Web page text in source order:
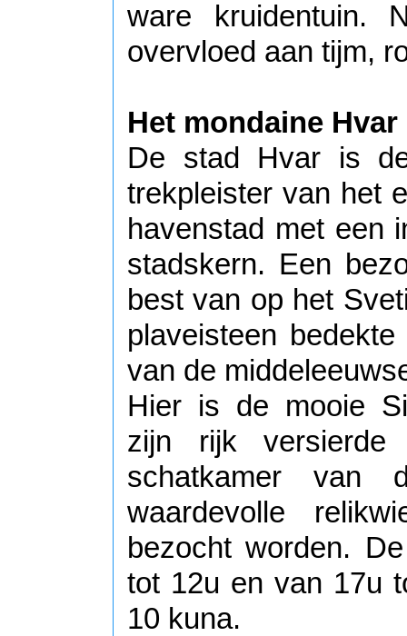
ware kruidentuin.
overvloed aan tijm,
Het mondaine Hvar
De stad Hvar is
trekpleister van het
havenstad met een
stadskern. Een
best van op het
plaveisteen
van de
Hier is de mooie
zijn rijk versierde
schatkamer van
waardevolle
bezocht worden.
tot 12u en van 17u
10 kuna.